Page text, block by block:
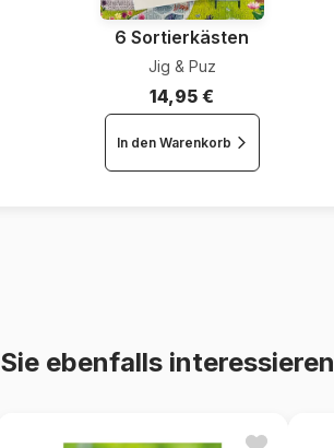
6 Sortierkästen
Jig & Puz
14,95 €
In den Warenkorb
ebenfalls interessieren